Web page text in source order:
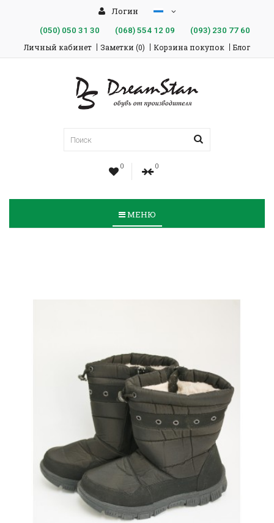
Логин
(050)050 31 30 (068)554 12 09 (093)230 77 60
Личный кабинет Заметки (0) Корзина покупок Блог
0 0
МЕНЮ